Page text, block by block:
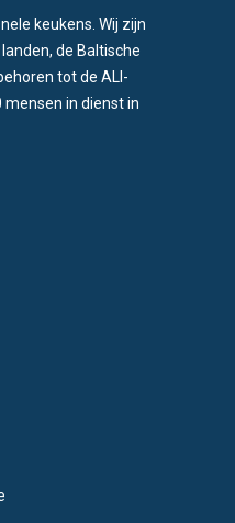
keukens. Wij zijn
de Baltische
tot de ALI-
in dienst in